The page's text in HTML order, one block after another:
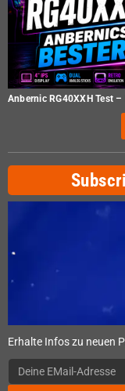
Anbernic RG40XXH Test
Erhalte Infos zu neuen